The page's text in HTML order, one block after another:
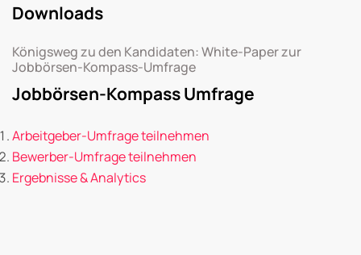
Downloads
Königsweg zu den Kandidaten: White-Paper zur
Jobbörsen-Kompass-Umfrage
Jobbörsen-Kompass Umfrage
Arbeitgeber-Umfrage teilnehmen
Bewerber-Umfrage teilnehmen
Ergebnisse & Analytics